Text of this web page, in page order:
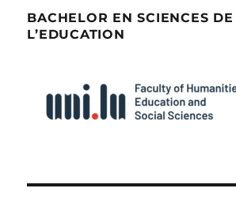
BACHELOR EN SCIENCES DE
L’EDUCATION